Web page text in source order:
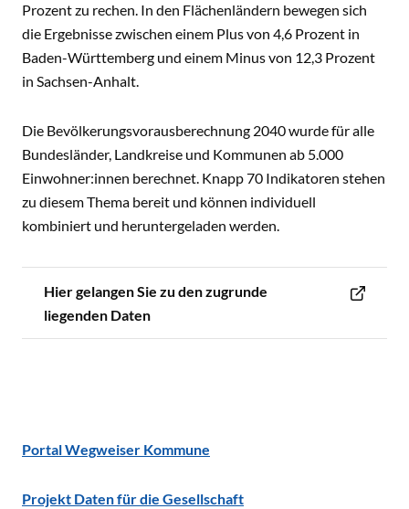
Prozent zu rechen. In den Flächenländern bewegen sich
die Ergebnisse zwischen einem Plus von 4,6 Prozent in
Baden-Württemberg und einem Minus von 12,3 Prozent
in Sachsen-Anhalt.
Die Bevölkerungsvorausberechnung 2040 wurde für alle
Bundesländer, Landkreise und Kommunen ab 5.000
Einwohner:innen berechnet. Knapp 70 Indikatoren stehen
zu diesem Thema bereit und können individuell
kombiniert und heruntergeladen werden.
Hier gelangen Sie zu den zugrunde
liegenden Daten
Portal Wegweiser Kommune
Projekt Daten für die Gesellschaft